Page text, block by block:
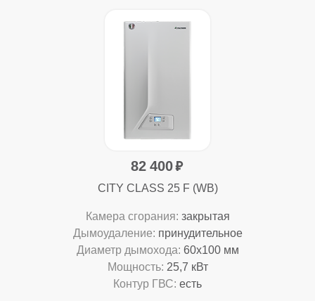
82 400
CITY CLASS 25 F (WB)
Камера сгорания: закрытая
Дымоудаление: принудительное
Диаметр дымохода: 60x100 мм
Мощность: 25,7 кВт
Контур ГВС: есть